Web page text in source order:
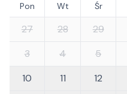
Pon Wt Śr
27 28 29
3
4 5
10
11 12